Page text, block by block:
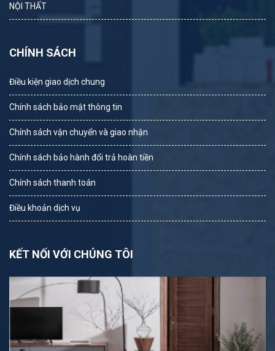
NỘI THẤT
CHÍNH SÁCH
Điều kiện giao dịch chung
Chính sách bảo mật thông tin
Chính sách vận chuyển và giao nhận
Chính sách bảo hành đổi trả hoàn tiền
Chính sách thanh toán
Điều khoản dịch vụ
KẾT NỐI VỚI CHÚNG TÔI